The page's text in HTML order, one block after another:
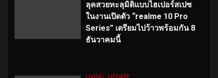
ลุคสวยทะลุมิติแบบไฮเปอร์สเปซ
ในงานเปิดตัว “realme 10 Pro
Series” เตรียมไปว้าวพร้อมกัน 8
ธันวาคมนี้
LIVING UPDATE